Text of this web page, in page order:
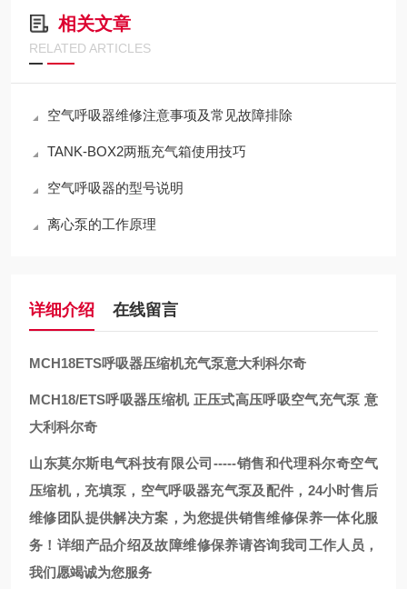
相关文章
RELATED ARTICLES
空气呼吸器维修注意事项及常见故障排除
TANK-BOX2两瓶充气箱使用技巧
空气呼吸器的型号说明
离心泵的工作原理
详细介绍 在线留言
MCH18ETS呼吸器压缩机充气泵意大利科尔奇
MCH18/ETS呼吸器压缩机 正压式高压呼吸空气充气泵 意
大利科尔奇
山东莫尔斯电气科技有限公司-----销售和代理科尔奇空气
压缩机，充填泵，空气呼吸器充气泵及配件，24小时售后
维修团队提供解决方案，为您提供销售维修保养一体化服
务！详细产品介绍及故障维修保养请咨询我司工作人员，
我们愿竭诚为您服务